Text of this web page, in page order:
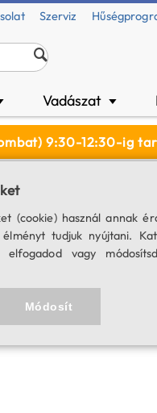
Szerviz
Vadászat ▼
9:30-12:30-ig
Tápkábel
(cookie) használ annak
tudjuk nyújtani.
vagy
Módosít